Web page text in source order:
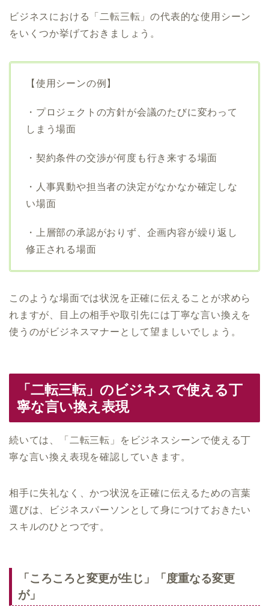
ビジネスにおける「二転三転」の代表的な使用シーン
をいくつか挙げておきましょう。
【使用シーンの例】
・プロジェクトの方針が会議のたびに変わって
しまう場面
・契約条件の交渉が何度も行き来する場面
・人事異動や担当者の決定がなかなか確定しな
い場面
・上層部の承認がおりず、企画内容が繰り返し
修正される場面
このような場面では状況を正確に伝えることが求めら
れますが、目上の相手や取引先には丁寧な言い換えを
使うのがビジネスマナーとして望ましいでしょう。
「二転三転」のビジネスで使える丁
寧な言い換え表現
続いては、「二転三転」をビジネスシーンで使える丁
寧な言い換え表現を確認していきます。
相手に失礼なく、かつ状況を正確に伝えるための言葉
選びは、ビジネスパーソンとして身につけておきたい
スキルのひとつです。
「ころころと変更が生じ」「度重なる変更
が」